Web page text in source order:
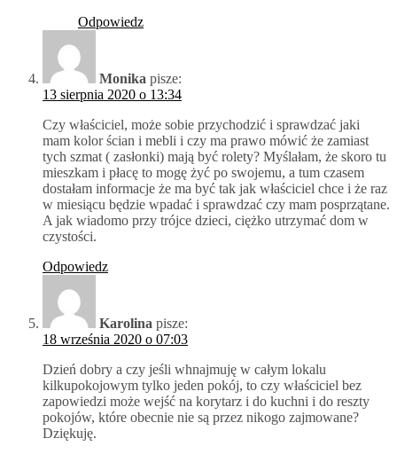
Odpowiedz
Monika pisze:
13 sierpnia 2020 o 13:34
Czy właściciel, może sobie przychodzić i sprawdzać jaki
mam kolor ścian i mebli i czy ma prawo mówić że zamiast
tych szmat ( zasłonki) mają być rolety? Myślałam, że skoro tu
mieszkam i płacę to mogę żyć po swojemu, a tum czasem
dostałam informacje że ma być tak jak właściciel chce i że raz
w miesiącu będzie wpadać i sprawdzać czy mam posprzątane.
A jak wiadomo przy trójce dzieci, ciężko utrzymać dom w
czystości.
Odpowiedz
Karolina pisze:
18 września 2020 o 07:03
Dzień dobry a czy jeśli whnajmuję w całym lokalu
kilkupokojowym tylko jeden pokój, to czy właściciel bez
zapowiedzi może wejść na korytarz i do kuchni i do reszty
pokojów, które obecnie nie są przez nikogo zajmowane?
Dziękuję.